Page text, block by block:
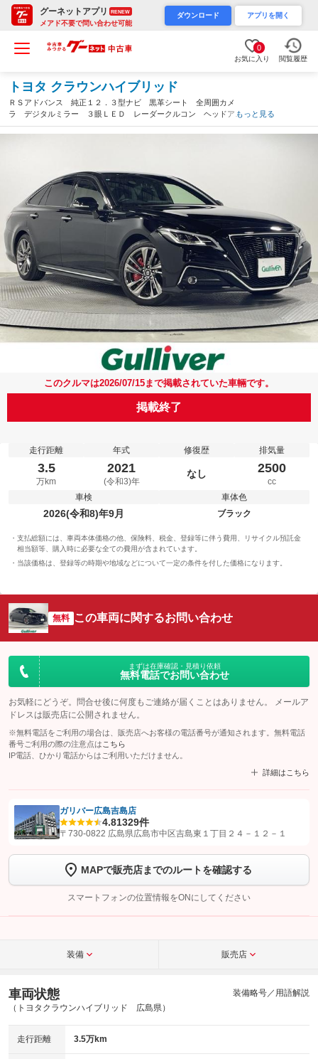
グーネットアプリ RENEW
メアド不要で問い合わせ可能
ダウンロード アプリを開く
0
お気に入り 閲覧履歴
トヨタ クラウンハイブリッド
ＲＳアドバンス 純正１２．３型ナビ 黒革シート 全周囲カメ
ラ デジタルミラー ３眼ＬＥＤ レーダークルコン ヘッドアッ
プディスプレイ 電動テレスコ＆チルト パワーシート シートヒ
ーター／ベンチレーション 衝突軽減（広島県）
もっと見る
このクルマは2026/07/15まで掲載されていた車輛です。
掲載終了
走行距離
3.5
万km
年式
2021
(令和3)年
修復歴
なし
排気量
2500
cc
車検
2026(令和8)年9月
車体色
ブラック
支払総額には、車両本体価格の他、保険料、税金、登録等に伴う費用、リサイクル預託金
相当額等、購入時に必要な全ての費用が含まれています。
当該価格は、登録等の時期や地域などについて一定の条件を付した価格になります。
無料 この車両に関するお問い合わせ
まずは在庫確認・見積り依頼
無料電話でお問い合わせ
お気軽にどうぞ。問合せ後に何度もご連絡が届くことはありません。 メールア
ドレスは販売店に公開されません。
※無料電話をご利用の場合は、販売店へお客様の電話番号が通知されます。無料電話
番号ご利用の際の注意点は こちら
IP電話、ひかり電話からはご利用いただけません。
詳細はこちら
【STEP1】認証画面でグーネットを友だち追加してから「許可する」ボタンを押
トーク画面で
ボタンをタップして問い合わせを
完了してください。
こちら
ガリバー広島吉島店
4.81329件
〒730-0822 広島県広島市中区吉島東１丁目２４－１２－１
MAPで販売店までのルートを確認する
スマートフォンの位置情報をONにしてください
装備 販売店
車両状態
（トヨタクラウンハイブリッド 広島県）
装備略号／用語解説
走行距離 3.5万km